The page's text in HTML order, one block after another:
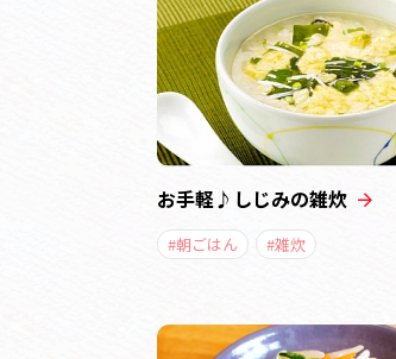
お手軽♪しじみの雑炊
#朝ごはん #雑炊